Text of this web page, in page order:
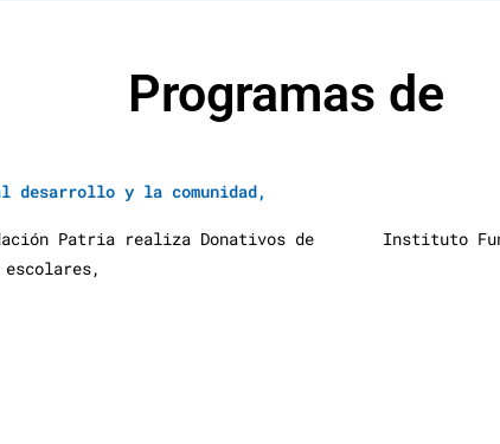
Programas de
desarrollo y la comunidad,
Patria realiza Donativos de
Instituto